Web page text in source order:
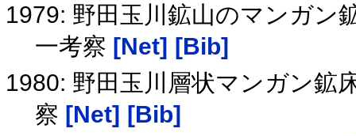
1979: 野田玉川鉱山のマンガン
一考察 [Net] [Bib]
1980: 野田玉川層状マンガン鉱
察 [Net] [Bib]